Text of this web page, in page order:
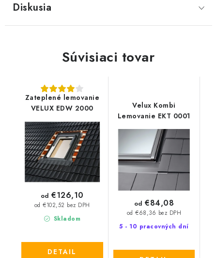
Diskusia
Súvisiaci tovar
Zateplené lemovanie
VELUX EDW 2000
Skladom
od €102,52 bez DPH
od €126,10
DETAIL
Velux Kombi
Lemovanie EKT 0001
5 - 10 pracovných dní
od €68,36 bez DPH
od €84,08